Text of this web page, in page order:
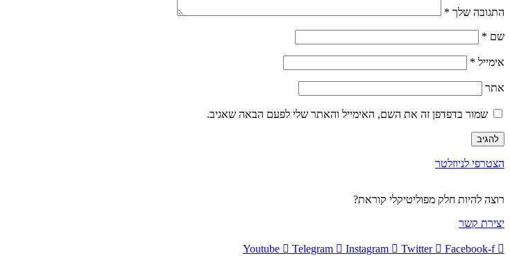
התגובה שלך *
שם *
אימייל *
אתר
שמור בדפדפן זה את השם, האימייל והאתר שלי לפעם הבאה שאגיב.
הצטרפי לניוזלטר
רוצה להיות חלק מפוליטיקלי קוראת?
יצירת קשר
Youtube Telegram Instagram Twitter
Facebook-f